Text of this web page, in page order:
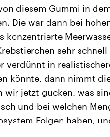
diesem Gummi in
Die war dann bei
konzentrierte
sehr
verdünnt in
könnte, dann nimmt
wir jetzt gucken, was
und bei welchen
Folgen haben,